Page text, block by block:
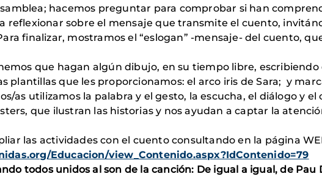
hacemos preguntar para comprobar si han
reflexionar sobre el mensaje que transmite el cuento,
finalizar, mostramos el “eslogan” -mensaje- del cuento,
que hagan algún dibujo, en su tiempo libre,
plantillas que les proporcionamos: el arco iris de Sara; y
as utilizamos la palabra y el gesto, la escucha, el diálogo y
que ilustran las historias y nos ayudan a captar la
las actividades con el cuento consultando en la página
Educacion/view_Contenido.aspx?IdContenido=79
todos unidos al son de la canción: De igual a igual, de Pau